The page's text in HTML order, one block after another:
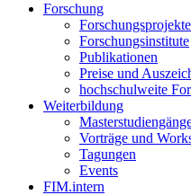
Forschung
Forschungsinstitute
Publikationen
Preise und
hochschulweite
Weiterbildung
Vorträge und
Tagungen
Events
FIM.intern